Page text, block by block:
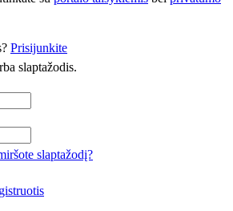
Prisijunkite
slaptažodis.
slaptažodį?